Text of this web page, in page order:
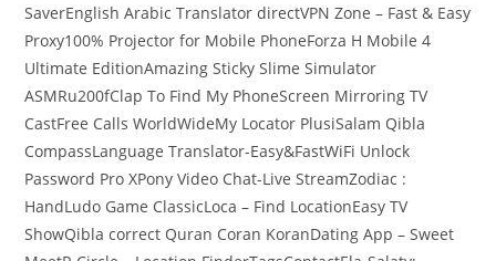
SaverEnglish Arabic Translator directVPN Zone – Fast & Easy
Proxy100% Projector for Mobile PhoneForza H Mobile 4
Ultimate EditionAmazing Sticky Slime Simulator
ASMRu200fClap To Find My PhoneScreen Mirroring TV
CastFree Calls WorldWideMy Locator PlusiSalam Qibla
CompassLanguage Translator-Easy&FastWiFi Unlock
Password Pro XPony Video Chat-Live StreamZodiac :
HandLudo Game ClassicLoca – Find LocationEasy TV
ShowQibla correct Quran Coran KoranDating App – Sweet